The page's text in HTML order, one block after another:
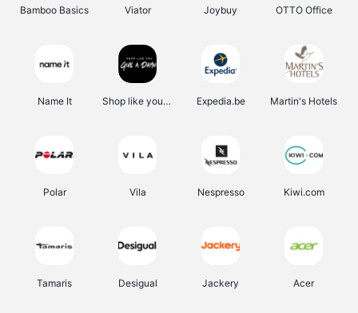
Bamboo Basics Viator Joybuy OTTO Office
Name It Shop like you Give A Damn Expedia.be Martin's Hotels
Polar Vila Nespresso Kiwi.com
Tamaris Desigual Jackery Acer